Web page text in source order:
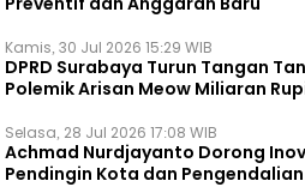
Kamis, 30 Jul 2026 15:29 WIB
DPRD Surabaya Turun Tangan
Polemik Arisan Meow Miliaran
Selasa, 28 Jul 2026 17:08 WIB
Achmad Nurdjayanto Dorong
Pendingin Kota dan